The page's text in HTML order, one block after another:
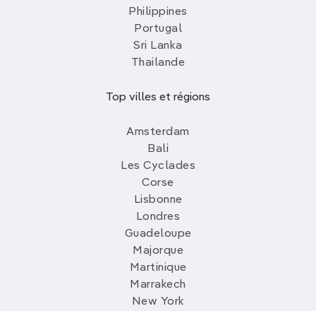
Philippines
Portugal
Sri Lanka
Thailande
Top villes et régions
Amsterdam
Bali
Les Cyclades
Corse
Lisbonne
Londres
Guadeloupe
Majorque
Martinique
Marrakech
New York